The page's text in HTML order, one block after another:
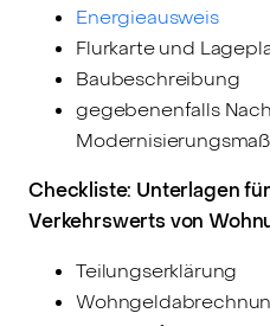
Energieausweis
Flurkarte und
Baubeschreibung
gegebenenfalls
Checkliste: Unterlagen
Verkehrswerts von
Teilungserklärung